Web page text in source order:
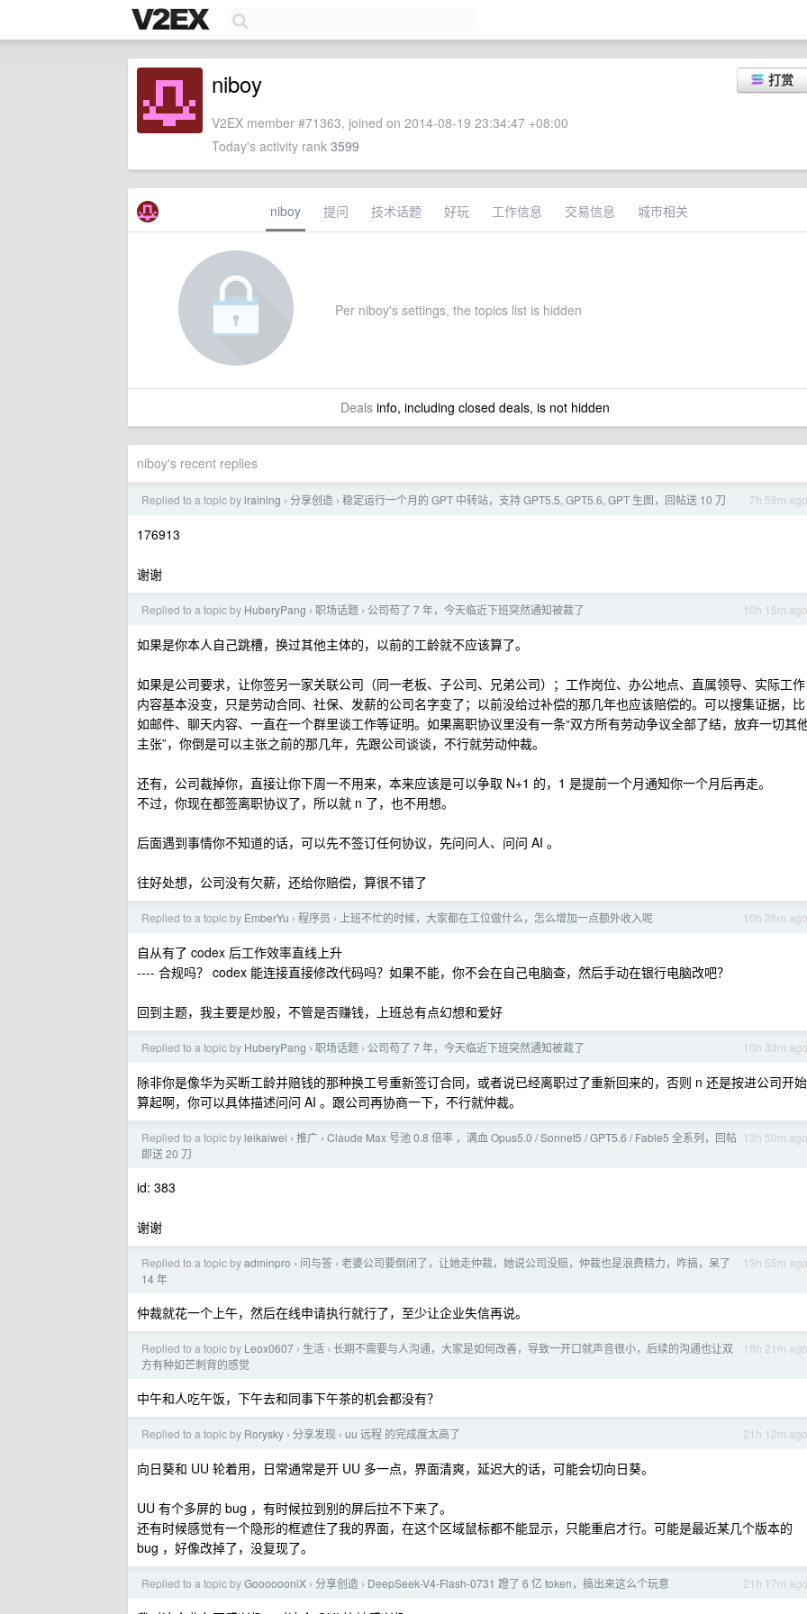
打赏
niboy
V2EX member #71363, joined on 2014-08-19 23:34:47 +08:00
Today's activity rank 3599
niboy 提问 技术话题 好玩 工作信息 交易信息 城市相关
Per niboy's settings, the topics list is hidden
Dealsinfo, including closed deals, is not hidden
niboy's recent replies
7h 58m ago
Replied to a topic by lraining › 分享创造 › 稳定运行一个月的 GPT 中转站，支持 GPT5.5, GPT5.6, GPT 生图，回帖送 10 刀
176913
谢谢
10h 15m ago
Replied to a topic by HuberyPang › 职场话题 › 公司苟了 7 年，今天临近下班突然通知被裁了
如果是你本人自己跳槽，换过其他主体的，以前的工龄就不应该算了。
如果是公司要求，让你签另一家关联公司（同一老板、子公司、兄弟公司）；工作岗位、办公地点、直属领导、实际工作
内容基本没变，只是劳动合同、社保、发薪的公司名字变了；以前没给过补偿的那几年也应该赔偿的。可以搜集证据，比
如邮件、聊天内容、一直在一个群里谈工作等证明。如果离职协议里没有一条“双方所有劳动争议全部了结，放弃一切其
主张”，你倒是可以主张之前的那几年，先跟公司谈谈，不行就劳动仲裁。
还有，公司裁掉你，直接让你下周一不用来，本来应该是可以争取 N+1 的，1 是提前一个月通知你一个月后再走。
不过，你现在都签离职协议了，所以就 n 了，也不用想。
后面遇到事情你不知道的话，可以先不签订任何协议，先问问人、问问 AI 。
往好处想，公司没有欠薪，还给你赔偿，算很不错了
10h 26m ago
Replied to a topic by EmberYu › 程序员 › 上班不忙的时候，大家都在工位做什么，怎么增加一点额外收入呢
自从有了 codex 后工作效率直线上升
---- 合规吗？ codex 能连接直接修改代码吗？如果不能，你不会在自己电脑查，然后手动在银行电脑改吧？
回到主题，我主要是炒股，不管是否赚钱，上班总有点幻想和爱好
10h 33m ago
Replied to a topic by HuberyPang › 职场话题 › 公司苟了 7 年，今天临近下班突然通知被裁了
除非你是像华为买断工龄并赔钱的那种换工号重新签订合同，或者说已经离职过了重新回来的，否则 n 还是按进公司开始
算起啊，你可以具体描述问问 AI 。跟公司再协商一下，不行就仲裁。
13h 50m ago
Replied to a topic by leikaiwei › 推广 › Claude Max 号池 0.8 倍率 ，满血 Opus5.0 / Sonnet5 / GPT5.6 / Fable5 全系列，回帖
即送 20 刀
id: 383
谢谢
13h 55m ago
Replied to a topic byadminpro › 问与答 › 老婆公司要倒闭了，让她走仲裁，她说公司没赔，仲裁也是浪费精力，咋搞，呆了
14 年
仲裁就花一个上午，然后在线申请执行就行了，至少让企业失信再说。
18h 21m ago
Replied to a topic by Leox0607 › 生活 › 长期不需要与人沟通，大家是如何改善，导致一开口就声音很小，后续的沟通也让双
方有种如芒刺背的感觉
中午和人吃午饭，下午去和同事下午茶的机会都没有？
21h 12m ago
Replied to a topic by Rorysky › 分享发现 › uu 远程 的完成度太高了
向日葵和 UU 轮着用，日常通常是开 UU 多一点，界面清爽，延迟大的话，可能会切向日葵。
UU 有个多屏的 bug ，有时候拉到别的屏后拉不下来了。
还有时候感觉有一个隐形的框遮住了我的界面，在这个区域鼠标都不能显示，只能重启才行。可能是最近某几个版本的
bug ，好像改掉了，没复现了。
21h 17m ago
Replied to a topic byGooooooniX › 分享创造 › DeepSeek-V4-Flash-0731 蹬了 6 亿 token，搞出来这么个玩意